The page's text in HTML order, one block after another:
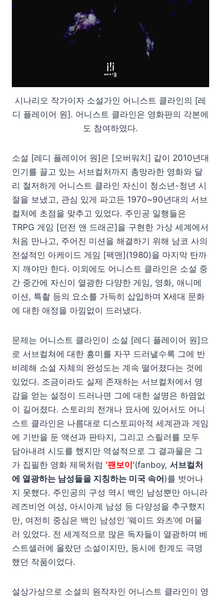
시나리오 작가이자 소설가인 어니스트 클라인의 [레
디 플레이어 원]. 어니스트 클라인은 영화판의 각본에
도 참여하였다.
소설 [레디 플레이어 원]은 [오버워치] 같이 2010년대
인기를 끌고 있는 서브컬처까지 총망라한 영화와 달
리 철저하게 어니스트 클라인 자신이 청소년-청년 시
절을 보냈고, 관심 있게 파고든 1970~90년대의 서브
컬처에 초점을 맞추고 있었다. 주인공 일행들은
TRPG 게임 [던전 앤 드래곤]을 구현한 가상 세계에서
처음 만나고, 주어진 미션을 해결하기 위해 남코 사의
전설적인 아케이드 게임 [팩맨](1980)을 마지막 탄까
지 깨야만 한다. 이외에도 어니스트 클라인은 소설 중
간 중간에 자신이 열광한 다양한 게임, 영화, 애니메
이션, 특촬 등의 요소를 가득히 삽입하며 X세대 문화
에 대한 애정을 아낌없이 드러냈다.
문제는 어니스트 클라인이 소설 [레디 플레이어 원]으
로 서브컬쳐에 대한 흥미를 자꾸 드러낼수록 그에 반
비례해 소설 자체의 완성도는 계속 떨어졌다는 것에
있었다. 조금이라도 실제 존재하는 서브컬처에서 영
감을 얻는 설정이 드러나면 그에 대한 설명은 하염없
이 길어졌다. 스토리의 전개나 묘사에 있어서도 어니
스트 클라인은 나름대로 디스토피아적 세계관과 게임
에 기반을 둔 액션과 판타지, 그리고 스릴러를 모두
담아내려 시도를 했지만 역설적으로 그 결과물은 그
가 집필한 영화 제목처럼 ‘팬보이’(fanboy, 서브컬처
에 열광하는 남성들을 지칭하는 미국 속어 )를 벗어나
지 못했다. 주인공의 구성 역시 백인 남성뿐만 아니라
레즈비언 여성, 아시아계 남성 등 다양성을 추구했지
만, 여전히 중심은 백인 남성인 ‘웨이드 와츠’에 머물
러 있었다. 전 세계적으로 많은 독자들이 열광하며 베
스트셀러에 올랐던 소설이지만, 동시에 한계도 극명
했던 작품이었다.
설상가상으로 소설의 원작자인 어니스트 클라인이 영